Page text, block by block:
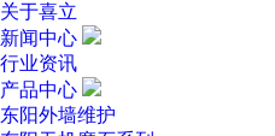
关于喜立
新闻中心
行业资讯
产品中心
东阳外墙维护